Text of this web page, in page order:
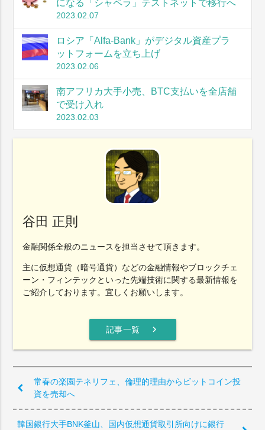
になる「シャペラ」テストネットで移行へ
2023.02.07
ロシア「Alfa-Bank」がデジタル資産プラ
ットフォームを立ち上げ
2023.02.06
南アフリカ大手小売、BTC支払いを全店舗
で受け入れ
2023.02.03
谷田 正則
金融関係全般のニュースを担当させて頂きます。
主に仮想通貨（暗号通貨）などの金融情報やブロックチェ
ーン・フィンテックといった先端技術に関する最新情報を
ご紹介しております。宜しくお願いします。
記事一覧 chevron_right
常春の楽園テネリフェ、倫理的理由からビットコイン投
資を売却へ
韓国銀行大手BNK釜山、国内仮想通貨取引所向けに銀行